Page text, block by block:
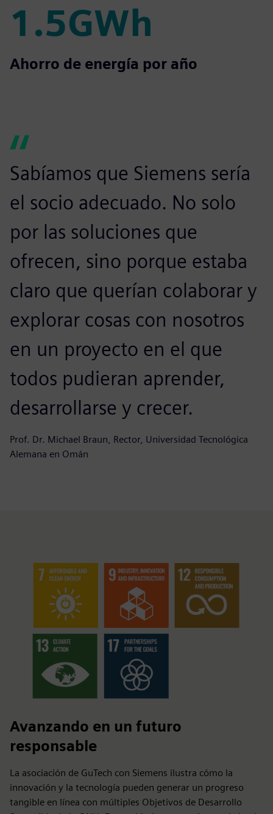
1.5GWh
1.5GWh
Ahorro de energía por año
Sabíamos que Siemens sería
el socio adecuado. No solo
por las soluciones que
ofrecen, sino porque estaba
claro que querían colaborar y
explorar cosas con nosotros
en un proyecto en el que
todos pudieran aprender,
desarrollarse y crecer.
Prof. Dr. Michael Braun, Rector, Universidad Tecnológica
Alemana en Omán
Avanzando en un futuro
responsable
La asociación de GuTech con Siemens ilustra cómo la
innovación y la tecnología pueden generar un progreso
tangible en línea con múltiples Objetivos de Desarrollo